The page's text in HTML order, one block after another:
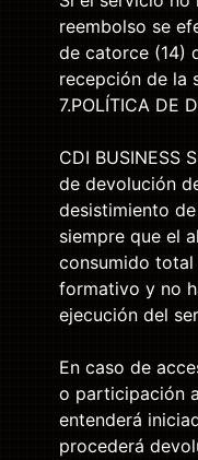
reembolso se
de catorce (14)
recepción de la
7.POLÍTICA DE
CDI BUSINESS
de devolución
desistimiento
siempre que el
consumido
formativo y no
ejecución del
En caso de
o participación
entenderá
procederá